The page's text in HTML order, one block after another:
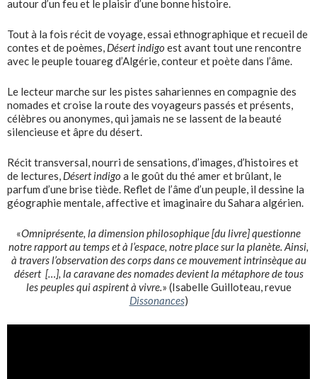
autour d’un feu et le plaisir d’une bonne histoire.
Tout à la fois récit de voyage, essai ethnographique et recueil de
contes et de poèmes, Désert indigo est avant tout une rencontre
avec le peuple touareg d’Algérie, conteur et poète dans l’âme.
Le lecteur marche sur les pistes sahariennes en compagnie des
nomades et croise la route des voyageurs passés et présents,
célèbres ou anonymes, qui jamais ne se lassent de la beauté
silencieuse et âpre du désert.
Récit transversal, nourri de sensations, d’images, d’histoires et
de lectures, Désert indigo a le goût du thé amer et brûlant, le
parfum d’une brise tiède. Reflet de l’âme d’un peuple, il dessine la
géographie mentale, affective et imaginaire du Sahara algérien.
«Omniprésente, la dimension philosophique [du livre] questionne
notre rapport au temps et à l’espace, notre place sur la planète. Ainsi,
à travers l’observation des corps dans ce mouvement intrinsèque au
désert […], la caravane des nomades devient la métaphore de tous
les peuples qui aspirent à vivre.» (Isabelle Guilloteau, revue
Dissonances)